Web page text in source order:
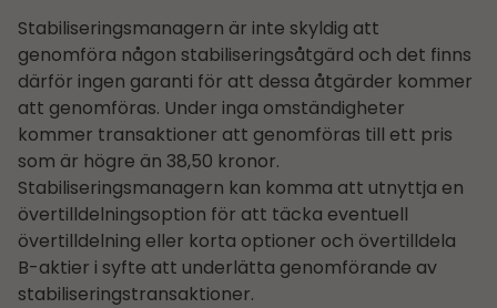
Stabiliseringsmanagern är inte skyldig att
genomföra någon stabiliseringsåtgärd och det finns
därför ingen garanti för att dessa åtgärder kommer
att genomföras. Under inga omständigheter
kommer transaktioner att genomföras till ett pris
som är högre än 38,50 kronor.
Stabiliseringsmanagern kan komma att utnyttja en
övertilldelningsoption för att täcka eventuell
övertilldelning eller korta optioner och övertilldela
B-aktier i syfte att underlätta genomförande av
stabiliseringstransaktioner.